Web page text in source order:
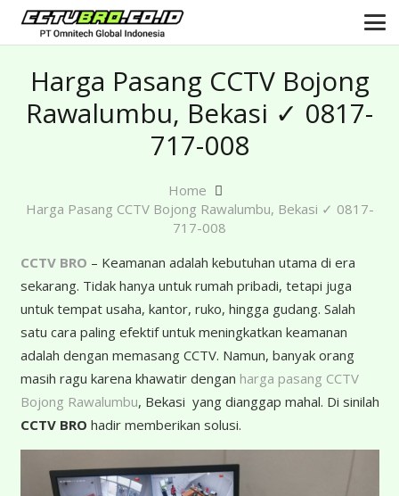
Harga Pasang CCTV Bojong
Rawalumbu, Bekasi ✓ 0817-
717-008
Home
Harga Pasang CCTV Bojong Rawalumbu, Bekasi ✓ 0817-
717-008
CCTV BRO – Keamanan adalah kebutuhan utama di era
sekarang. Tidak hanya untuk rumah pribadi, tetapi juga
untuk tempat usaha, kantor, ruko, hingga gudang. Salah
satu cara paling efektif untuk meningkatkan keamanan
adalah dengan memasang CCTV. Namun, banyak orang
masih ragu karena khawatir dengan harga pasang CCTV
Bojong Rawalumbu, Bekasi yang dianggap mahal. Di sinilah
CCTV BRO hadir memberikan solusi.